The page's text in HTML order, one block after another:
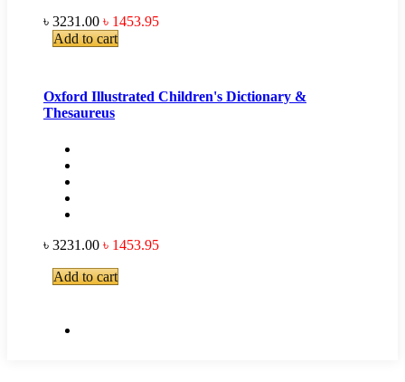
৳ 3231.00 ৳ 1453.95
Add to cart
Oxford Illustrated Children's Dictionary &
Thesaureus
৳ 3231.00 ৳ 1453.95
Add to cart